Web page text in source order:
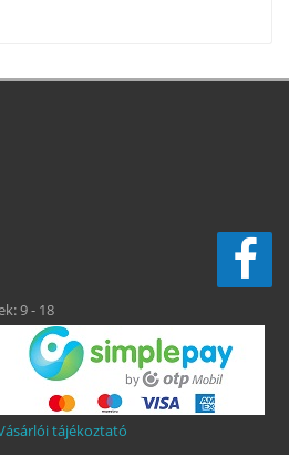
9 - 18
tájékoztató